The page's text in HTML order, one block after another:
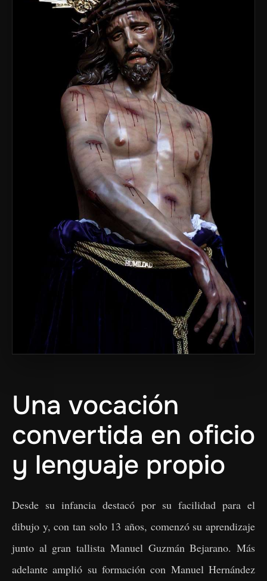
Una vocación
convertida en oficio
y lenguaje propio
Desde su infancia destacó por su facilidad para el
dibujo y, con tan solo 13 años, comenzó su aprendizaje
junto al gran tallista Manuel Guzmán Bejarano. Más
adelante amplió su formación con Manuel Hernández